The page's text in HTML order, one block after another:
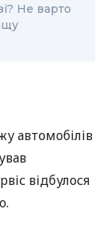
Не варто
автомобілів
відбулося